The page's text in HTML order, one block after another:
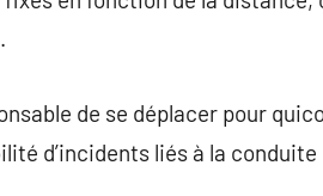
de se déplacer pour
d’incidents liés à la conduite